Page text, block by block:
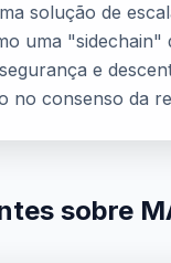
solução de
uma
e
no consenso da
sobre